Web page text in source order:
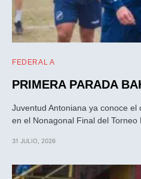
FEDERAL A
PRIMERA PARADA
Juventud Antoniana ya conoce
en el Nonagonal Final del Torneo
31 JULIO, 2026